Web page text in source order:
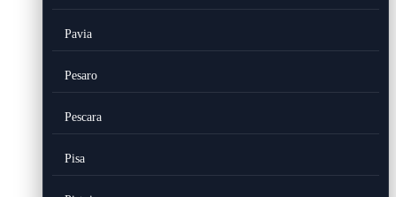
Pavia
Pesaro
Pescara
Pisa